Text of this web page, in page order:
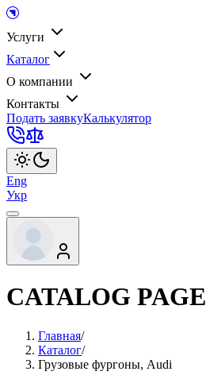
Услуги
Каталог
О компании
Контакты
Подать заявкуКалькулятор
Eng
Укр
CATALOG PAGE
Главная/
Каталог/
Грузовые фургоны, Audi